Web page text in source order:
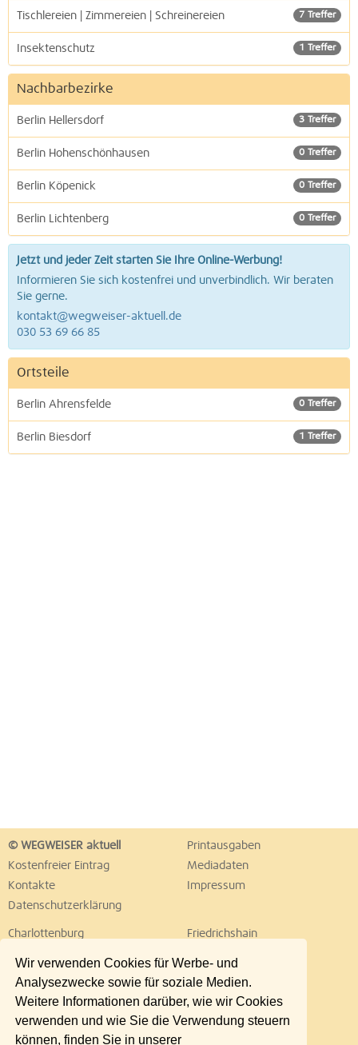
Wir verwenden Cookies für Werbe- und
Analysezwecke sowie für soziale Medien.
Weitere Informationen darüber, wie wir Cookies
verwenden und wie Sie die Verwendung steuern
können, finden Sie in unserer
7 Treffer
Tischlereien | Zimmereien | Schreinereien
1 Treffer
Insektenschutz
Nachbarbezirke
3 Treffer
Berlin Hellersdorf
0 Treffer
Berlin Hohenschönhausen
0 Treffer
Berlin Köpenick
0 Treffer
Berlin Lichtenberg
Jetzt und jeder Zeit starten Sie Ihre Online-Werbung!
Informieren Sie sich kostenfrei und unverbindlich. Wir beraten
Sie gerne.
kontakt@wegweiser-aktuell.de
030 53 69 66 85
Ortsteile
0 Treffer
Berlin Ahrensfelde
1 Treffer
Berlin Biesdorf
© WEGWEISER aktuell
Printausgaben
Kostenfreier Eintrag
Mediadaten
Kontakte
Impressum
Datenschutzerklärung
Charlottenburg
Friedrichshain
Lichtenberg
Marzahn
Neukölln
Pankow